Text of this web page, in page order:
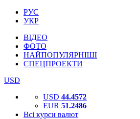
РУС
УКР
ВІДЕО
ФОТО
НАЙПОПУЛЯРНІШІ
СПЕЦПРОЕКТИ
USD
USD 44.4572
EUR 51.2486
Всі курси валют